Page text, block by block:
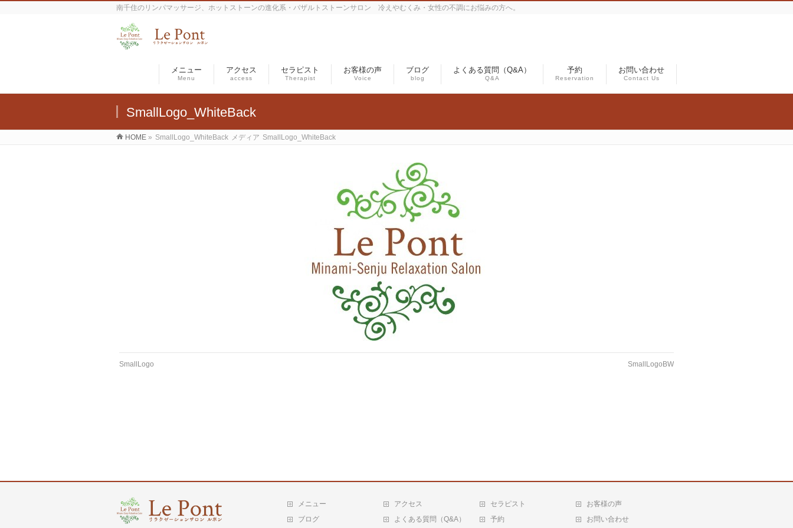
南千住のリンパマッサージ、ホットストーンの進化系・バザルトストーンサロン 冷えやむくみ・女性の不調にお悩みの方へ。
メニュー
Menu
アクセス
access
セラピスト
Therapist
お客様の声
Voice
ブログ
blog
よくある質問（Q&A）
Q&A
予約
Reservation
お問い合わせ
Contact Us
SmallLogo_WhiteBack
HOME » SmallLogo_WhiteBack メディア SmallLogo_WhiteBack
SmallLogo SmallLogoBW
メニュー アクセス セラピスト
お客様の声
ブログ
よくある質問（Q&A） 予約 お問い合わせ